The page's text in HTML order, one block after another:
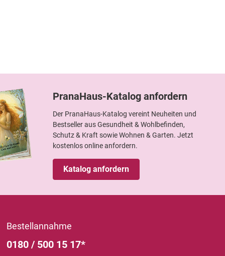
PranaHaus-Katalog anfordern
Der PranaHaus-Katalog vereint Neuheiten und
Bestseller aus Gesundheit & Wohlbefinden,
Schutz & Kraft sowie Wohnen & Garten. Jetzt
kostenlos online anfordern.
Katalog anfordern
Bestellannahme
0180 / 500 15 17*